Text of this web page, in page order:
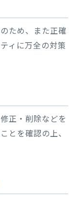
ため、また正確
ィに万全の対策
正・削除などを
とを確認の上、